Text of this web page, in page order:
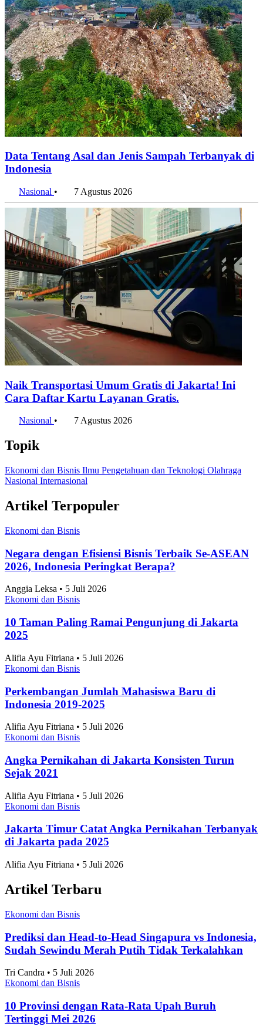
Data Tentang Asal dan Jenis Sampah Terbanyak di
Indonesia
Nasional • 7 Agustus 2026
Naik Transportasi Umum Gratis di Jakarta! Ini
Cara Daftar Kartu Layanan Gratis.
Nasional • 7 Agustus 2026
Topik
Ekonomi dan Bisnis Ilmu Pengetahuan dan Teknologi Olahraga
Nasional Internasional
Artikel Terpopuler
Ekonomi dan Bisnis
Negara dengan Efisiensi Bisnis Terbaik Se-ASEAN
2026, Indonesia Peringkat Berapa?
Anggia Leksa • 5 Juli 2026
Ekonomi dan Bisnis
10 Taman Paling Ramai Pengunjung di Jakarta
2025
Alifia Ayu Fitriana • 5 Juli 2026
Ekonomi dan Bisnis
Perkembangan Jumlah Mahasiswa Baru di
Indonesia 2019-2025
Alifia Ayu Fitriana • 5 Juli 2026
Ekonomi dan Bisnis
Angka Pernikahan di Jakarta Konsisten Turun
Sejak 2021
Alifia Ayu Fitriana • 5 Juli 2026
Ekonomi dan Bisnis
Jakarta Timur Catat Angka Pernikahan Terbanyak
di Jakarta pada 2025
Alifia Ayu Fitriana • 5 Juli 2026
Artikel Terbaru
Ekonomi dan Bisnis
Prediksi dan Head-to-Head Singapura vs Indonesia,
Sudah Sewindu Merah Putih Tidak Terkalahkan
Tri Candra • 5 Juli 2026
Ekonomi dan Bisnis
10 Provinsi dengan Rata-Rata Upah Buruh
Tertinggi Mei 2026